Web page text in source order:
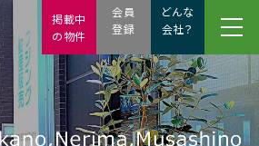
会員
登録
どんな
会社？
掲載中
の物件